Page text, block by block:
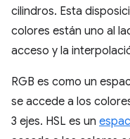
cilindros. Esta
colores están uno al
acceso y la
RGB es como un
se accede a los
3 ejes. HSL es un